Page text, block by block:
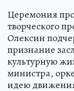
Церемония
творческого
Олексин
признание
культурную
министра,
идею